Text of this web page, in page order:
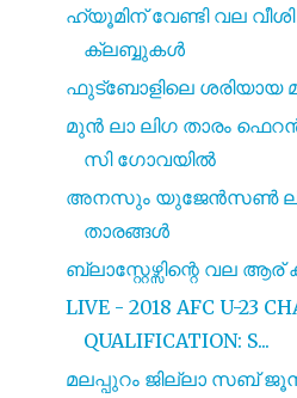
ഹ്യൂമിന് വേണ്ടി വല
ക്ലബ്ബുകൾ
ഫുട്‍ബോളിലെ ശരിയായ
മുൻ ലാ ലിഗ താരം
സി ഗോവയിൽ
അനസും യുജേൻസൺ
താരങ്ങൾ
ബ്ലാസ്റ്റേഴ്സിന്റെ വല ആര്
LIVE - 2018 AFC U-23
QUALIFICATION: S...
മലപ്പുറം ജില്ലാ സബ്